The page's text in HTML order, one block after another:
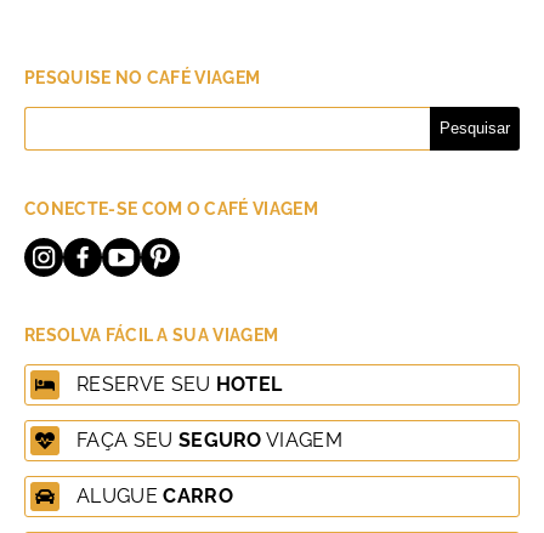
PESQUISE NO CAFÉ VIAGEM
Pesquisar
CONECTE-SE COM O CAFÉ VIAGEM
RESOLVA FÁCIL A SUA VIAGEM
RESERVE SEU HOTEL
FAÇA SEU SEGURO VIAGEM
ALUGUECARRO